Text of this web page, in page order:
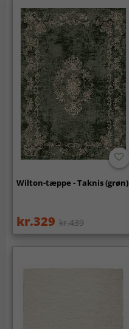
Wilton-tæppe - Taknis (grøn)
kr.329 kr.439